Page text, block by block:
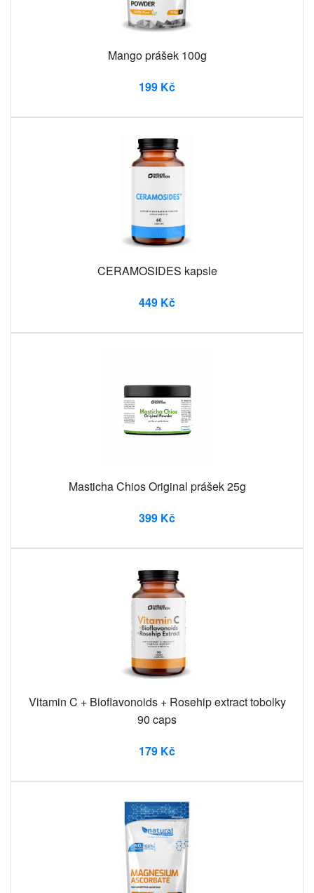
Mango prášek 100g
199 Kč
CERAMOSIDES kapsle
449 Kč
Masticha Chios Original prášek 25g
399 Kč
Vitamin C + Bioflavonoids + Rosehip extract tobolky
90 caps
179 Kč